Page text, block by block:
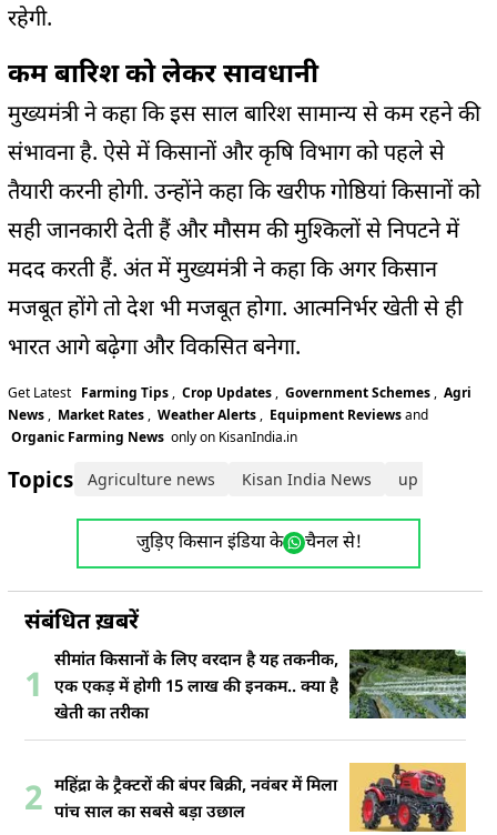
रहेगी.
कम बारिश को लेकर सावधानी
मुख्यमंत्री ने कहा कि इस साल बारिश सामान्य से कम रहने की
संभावना है. ऐसे में किसानों और कृषि विभाग को पहले से
तैयारी करनी होगी. उन्होंने कहा कि खरीफ गोष्ठियां किसानों को
सही जानकारी देती हैं और मौसम की मुश्किलों से निपटने में
मदद करती हैं. अंत में मुख्यमंत्री ने कहा कि अगर किसान
मजबूत होंगे तो देश भी मजबूत होगा. आत्मनिर्भर खेती से ही
भारत आगे बढ़ेगा और विकसित बनेगा.
Get Latest Farming Tips , Crop Updates , Government Schemes , Agri
News , Market Rates , Weather Alerts , Equipment Reviewsand
Organic Farming News only on KisanIndia.in
Topics: Agriculture news Kisan India News up cm yogi
जुड़िए किसान इंडिया के चैनल से!
संबंधित ख़बरें
1
सीमांत किसानों के लिए वरदान है यह तकनीक,
एक एकड़ में होगी 15 लाख की इनकम.. क्या है
खेती का तरीका
2 महिंद्रा के ट्रैक्टरों की बंपर बिक्री, नवंबर में मिला
पांच साल का सबसे बड़ा उछाल